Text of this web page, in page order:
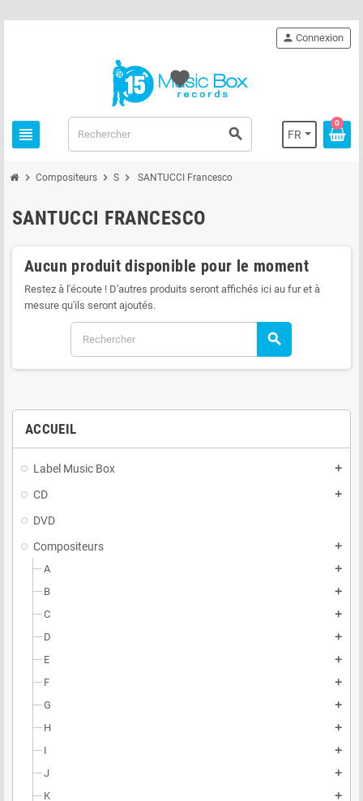
view_headline search FR
person Connexion
0
favorite
chevron_right Compositeurs chevron_right S chevron_right SANTUCCI Francesco
ACCUEIL
Label Music Box add
CD add
DVD
Compositeurs
add
A add
B add
C add
D add
E add
F add
G add
H add
I add
J add
K add
SANTUCCI FRANCESCO
Aucun produit disponible pour le moment
Restez à l'écoute ! D'autres produits seront affichés ici au fur et à
mesure qu'ils seront ajoutés.
search